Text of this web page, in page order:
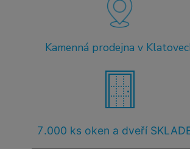
Kamenná prodejna v
7.000 ks oken a dveří